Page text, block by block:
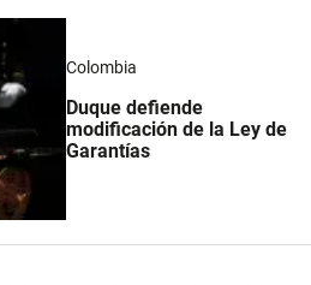
Colombia
Duque defiende
modificación de la Ley de
Garantías